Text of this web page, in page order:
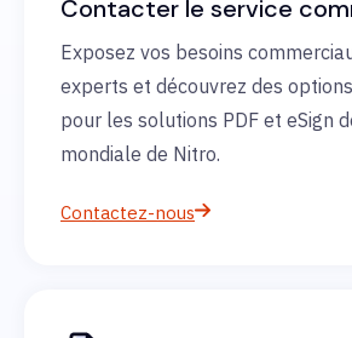
Contacter le service
Exposez vos besoins
experts et découvrez des
pour les solutions PDF et eSign
mondiale de Nitro.
Contactez-nous